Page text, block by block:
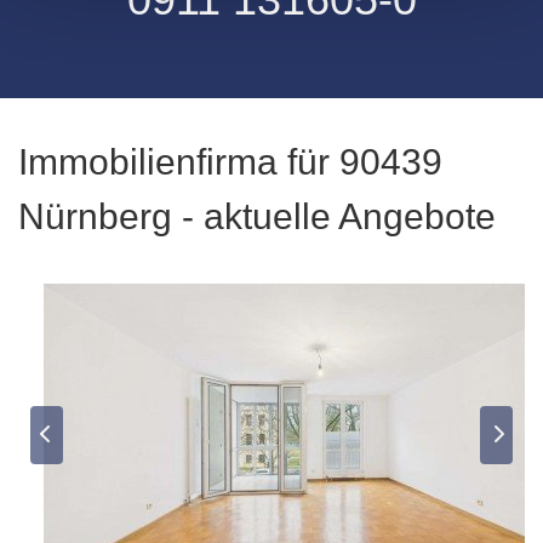
Immobilienfirma für 90439
Nürnberg - aktuelle Angebote